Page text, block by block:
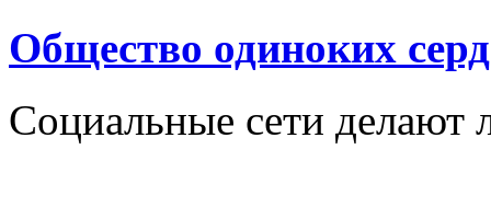
Общество одиноких
Социальные сети делают